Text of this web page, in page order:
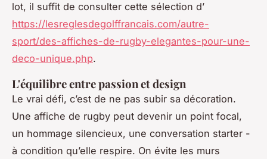
lot, il suffit de consulter cette sélection d’
https://lesreglesdegolffrancais.com/autre-
sport/des-affiches-de-rugby-elegantes-pour-une-
deco-unique.php.
L'équilibre entre passion et design
Le vrai défi, c’est de ne pas subir sa décoration.
Une affiche de rugby peut devenir un point focal,
un hommage silencieux, une conversation starter -
à condition qu’elle respire. On évite les murs